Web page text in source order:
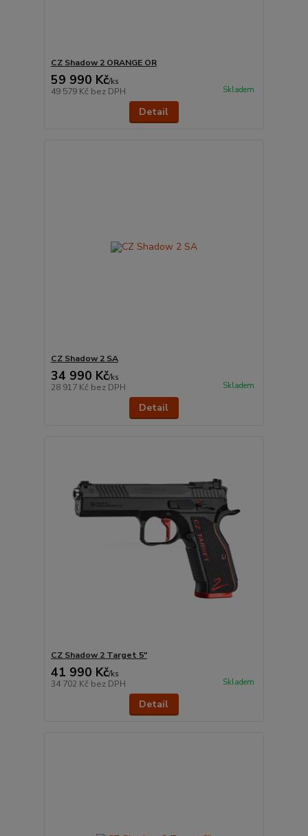
CZ Shadow 2 ORANGE OR
59 990 Kč/ks
49 579 Kč bez DPH Skladem
Detail
CZ Shadow 2 SA
34 990 Kč/ks
28 917 Kč bez DPH Skladem
Detail
CZ Shadow 2 Target 5"
41 990 Kč/ks
34 702 Kč bez DPH Skladem
Detail